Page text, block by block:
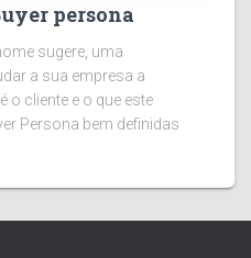
persona
sugere, uma
a sua empresa a
o cliente e o que este
Persona bem definidas